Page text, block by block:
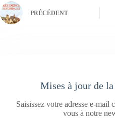
PRÉCÉDENT
Mises à jour de
Saisissez votre adresse e-mail
vous à notre